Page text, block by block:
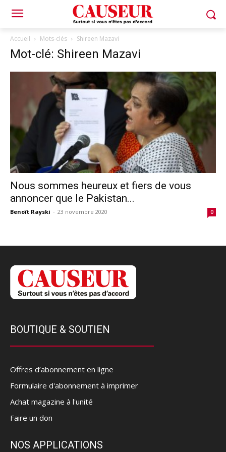
Accueil Mots-clés Shireen Mazavi
Mot-clé: Shireen Mazavi
Nous sommes heureux et fiers de vous
annoncer que le Pakistan...
Benoît Rayski - 23 novembre 2020 0
BOUTIQUE & SOUTIEN
Offres d’abonnement en ligne
Formulaire d'abonnement à imprimer
Achat magazine à l'unité
Faire un don
NOS APPLICATIONS